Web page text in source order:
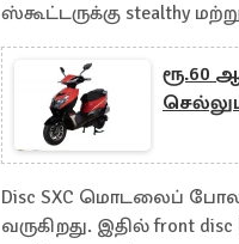
ஸ்கூட்டருக்கு stealthy
ரூ.60
Disc SXC மொடலைப்
வருகிறது. இதில் front